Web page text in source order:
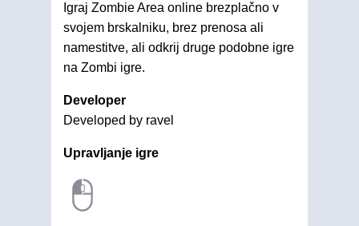
Igraj Zombie Area online brezplačno v
svojem brskalniku, brez prenosa ali
namestitve, ali odkrij druge podobne igre
na Zombi igre.
Developer
Developed by ravel
Upravljanje igre